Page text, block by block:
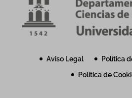
Aviso Legal
Política
Política de